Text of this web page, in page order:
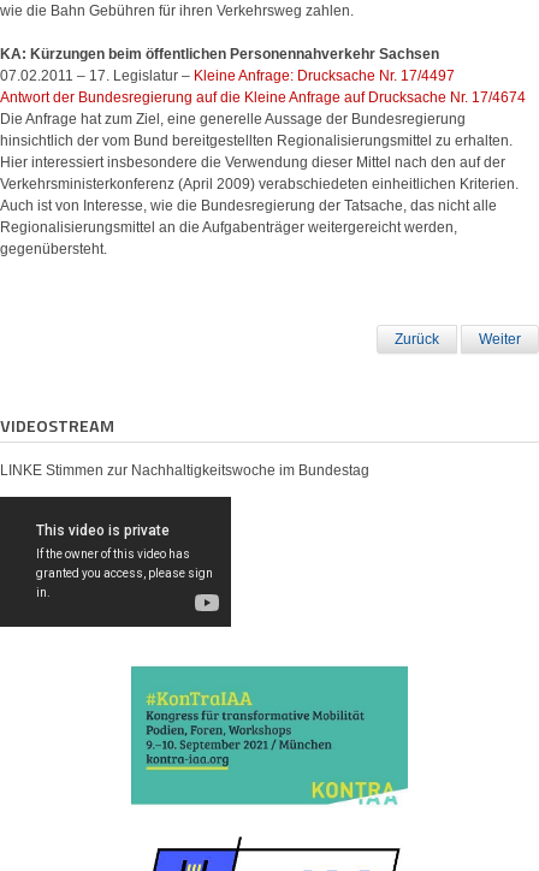
wie die Bahn Gebühren für ihren Verkehrsweg zahlen.
KA: Kürzungen beim öffentlichen Personennahverkehr Sachsen
07.02.2011 – 17. Legislatur – Kleine Anfrage: Drucksache Nr. 17/4497
Antwort der Bundesregierung auf die Kleine Anfrage auf Drucksache Nr. 17/4674
Die Anfrage hat zum Ziel, eine generelle Aussage der Bundesregierung
hinsichtlich der vom Bund bereitgestellten Regionalisierungsmittel zu erhalten.
Hier interessiert insbesondere die Verwendung dieser Mittel nach den auf der
Verkehrsministerkonferenz (April 2009) verabschiedeten einheitlichen Kriterien.
Auch ist von Interesse, wie die Bundesregierung der Tatsache, das nicht alle
Regionalisierungsmittel an die Aufgabenträger weitergereicht werden,
gegenübersteht.
Zurück Weiter
VIDEOSTREAM
LINKE Stimmen zur Nachhaltigkeitswoche im Bundestag